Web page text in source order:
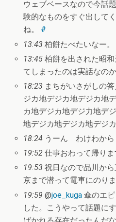
ウェブベースなので今話
験的なものをすぐ出して
ね。 #
13:43 柏餅たべたいなー。
13:45 柏餅を出された昭
てしまったのは実話なの
18:23 まちがいさがしの
ジカ地デジカ地デジカ地
カ地デジカ地デジ力地デ
地デジカ地デジカ地デジ
18:24 うーん わけわから
19:52 仕事おわって帰りま
19:53 祝日なので品川か
京まで潜って電車にのり
19:59 @joe_kuga 傘のエ
した。こうやって話題に
ばかれる存在だったんだ